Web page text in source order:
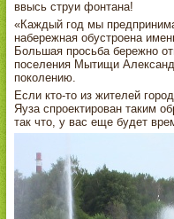
ввысь струи фонтана!
«Каждый год мы
набережная обустроена
Большая просьба бережно
поселения Мытищи
поколению.
Если кто-то из жителей
Яуза спроектирован таким
так что, у вас еще будет